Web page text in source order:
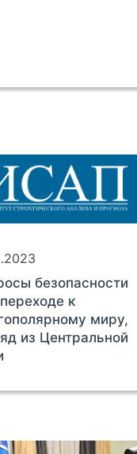
безопасности
к
миру,
из Центральной